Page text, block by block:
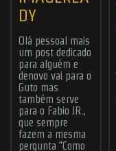
DY
Olá pessoal mais
um post dedicado
para alguém e
denovo vai para o
Guto mas
também serve
para o Fabio JR.,
que sempre
fazem a mesma
pergunta “Como